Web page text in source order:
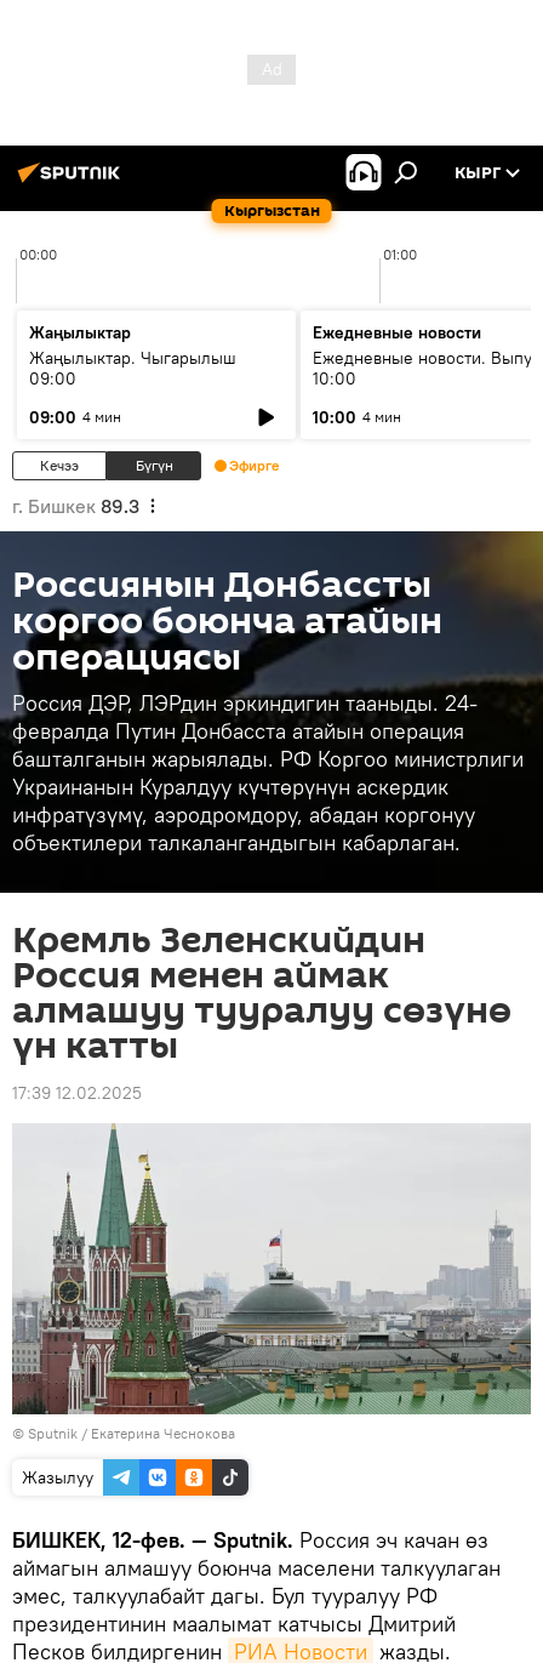
Кыргызстан
КЫРГ
00:00 01:00
Жаңылыктар
Жаңылыктар. Чыгарылыш
09:00
09:00 4 мин
Ежедневные новости
Ежедневные новости.
10:00
10:00 4 мин
Кечээ Бүгүн Эфирге
г. Бишкек 89.3
Россиянын Донбассты
коргоо боюнча атайын
операциясы
Россия ДЭР, ЛЭРдин эркиндигин тааныды. 24-
февралда Путин Донбасста атайын операция
башталганын жарыялады. РФ Коргоо министрлиги
Украинанын Куралдуу күчтөрүнүн аскердик
инфратүзүмү, аэродромдору, абадан коргонуу
объектилери талкалангандыгын кабарлаган.
Кремль Зеленскийдин
Россия менен аймак
алмашуу тууралуу сөзүнө
үн катты
17:39 12.02.2025
© Sputnik / Екатерина Чеснокова
Жазылуу
БИШКЕК, 12-фев. — Sputnik. Россия эч качан өз
аймагын алмашуу боюнча маселени талкуулаган
эмес, талкуулабайт дагы. Бул тууралуу РФ
президентинин маалымат катчысы Дмитрий
Песков билдиргенин РИА Новости жазды.